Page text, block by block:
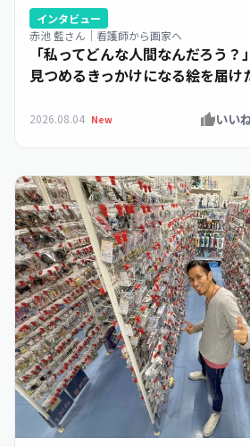
インタビュー
赤池 藍さん｜看護師から画家へ
「私ってどんな人間なんだろう
見つめるきっかけになる絵を届け
2026.08.04 New いい